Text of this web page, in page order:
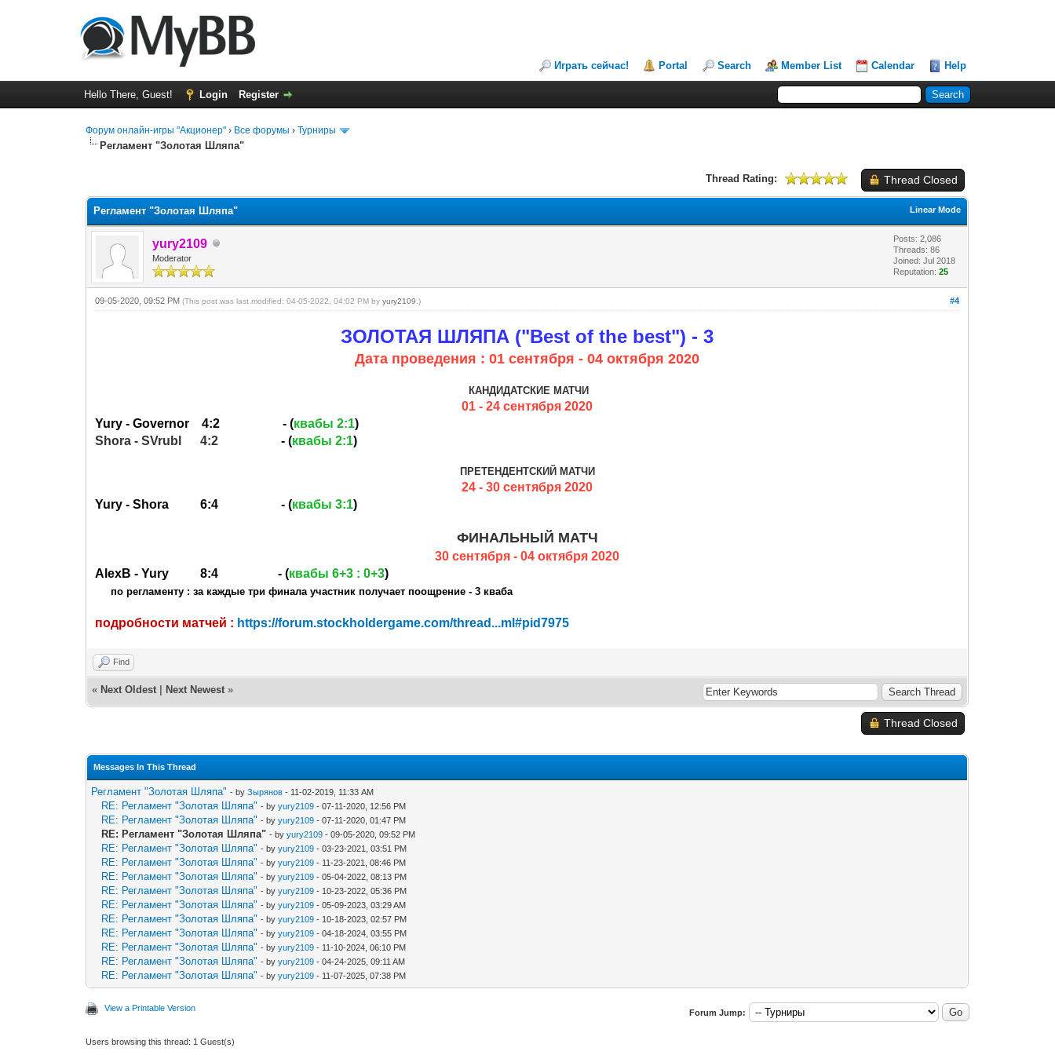
Играть сейчас! Portal Search Member List Calendar Help
Hello There, Guest! Login Register
Форум онлайн-игры "Акционер" › Все форумы ›Турниры
Регламент "Золотая Шляпа"
Thread Closed
Thread Rating:
Linear Mode
Регламент "Золотая Шляпа"
yury2109
Moderator
Posts: 2,086
Threads: 86
Joined: Jul 2018
Reputation:25
#4
09-05-2020, 09:52 PM(This post was last modified: 04-05-2022, 04:02 PM byyury2109 .)
ЗОЛОТАЯ ШЛЯПА ("Best of the best") - 3
Дата проведения : 01 сентября - 04 октября 2020
КАНДИДАТСКИЕ МАТЧИ
01 - 24 сентября 2020
Yury - Governor 4:2 - (квабы 2:1)
Shora - SVrubl 4:2- (квабы 2:1)
ПРЕТЕНДЕНТСКИЙ МАТЧИ
24 - 30 сентября 2020
Yury - Shora 6:4 - (квабы 3:1)
ФИНАЛЬНЫЙ МАТЧ
30 сентября - 04 октября 2020
AlexB - Yury 8:4 - (квабы 6+3 : 0+3)
по регламенту : за каждые три финала участник получает поощрение -3 кваба
подробности матчей : https://forum.stockholdergame.com/thread...ml#pid7975
Find
« Next Oldest Next Newest »
Thread Closed
Messages In This Thread
Регламент "Золотая Шляпа" - byЗырянов - 11-02-2019, 11:33 AM
RE: Регламент "Золотая Шляпа" - byyury2109 - 07-11-2020, 12:56 PM
RE: Регламент "Золотая Шляпа" - byyury2109 - 07-11-2020, 01:47 PM
RE: Регламент "Золотая Шляпа" - byyury2109 - 09-05-2020, 09:52 PM
RE: Регламент "Золотая Шляпа" - byyury2109 - 03-23-2021, 03:51 PM
RE: Регламент "Золотая Шляпа" - byyury2109 - 11-23-2021, 08:46 PM
RE: Регламент "Золотая Шляпа" - byyury2109 - 05-04-2022, 08:13 PM
RE: Регламент "Золотая Шляпа" - byyury2109 - 10-23-2022, 05:36 PM
RE: Регламент "Золотая Шляпа" - byyury2109 - 05-09-2023, 03:29 AM
RE: Регламент "Золотая Шляпа" - byyury2109 - 10-18-2023, 02:57 PM
RE: Регламент "Золотая Шляпа" - byyury2109 - 04-18-2024, 03:55 PM
RE: Регламент "Золотая Шляпа" - byyury2109 - 11-10-2024, 06:10 PM
RE: Регламент "Золотая Шляпа" - byyury2109 - 04-24-2025, 09:11 AM
RE: Регламент "Золотая Шляпа" - byyury2109 - 11-07-2025, 07:38 PM
View a Printable Version Forum Jump:
Users browsing this thread: 1 Guest(s)